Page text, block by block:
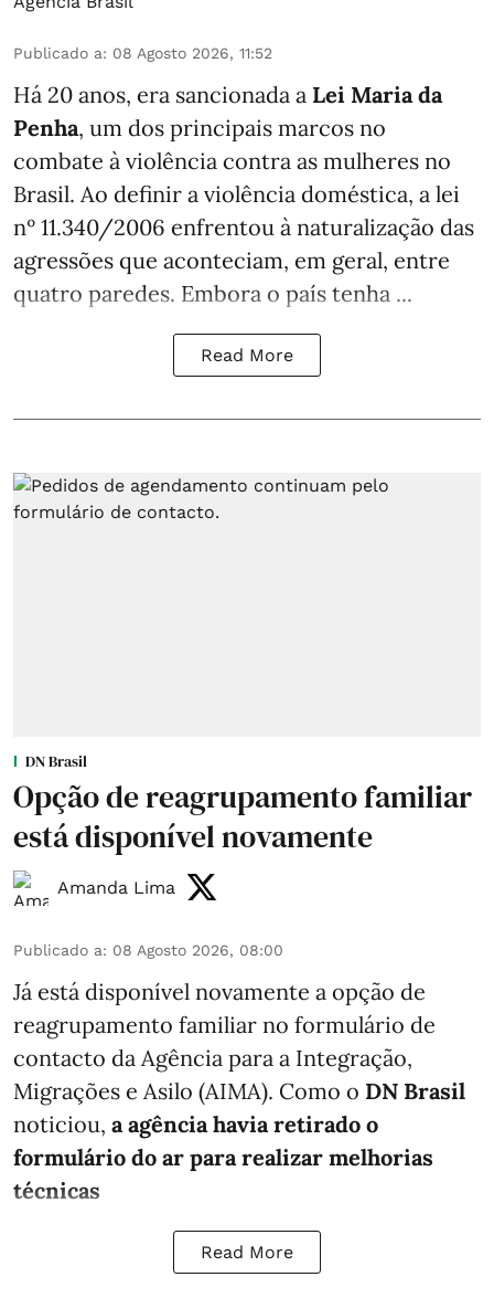
Publicado a: 08 Agosto 2026, 11:52
Há 20 anos, era sancionada a Lei Maria da
Penha, um dos principais marcos no
combate à violência contra as mulheres no
Brasil. Ao definir a violência doméstica, a lei
nº 11.340/2006 enfrentou à naturalização das
agressões que aconteciam, em geral, entre
quatro paredes. Embora o país tenha ...
Read More
DN Brasil
Opção de reagrupamento familiar
está disponível novamente
Amanda Lima
Publicado a: 08 Agosto 2026, 08:00
Já está disponível novamente a opção de
reagrupamento familiar no formulário de
contacto da Agência para a Integração,
Migrações e Asilo (AIMA). Como o DN Brasil
noticiou, a agência havia retirado o
formulário do ar para realizar melhorias
técnicas
Read More